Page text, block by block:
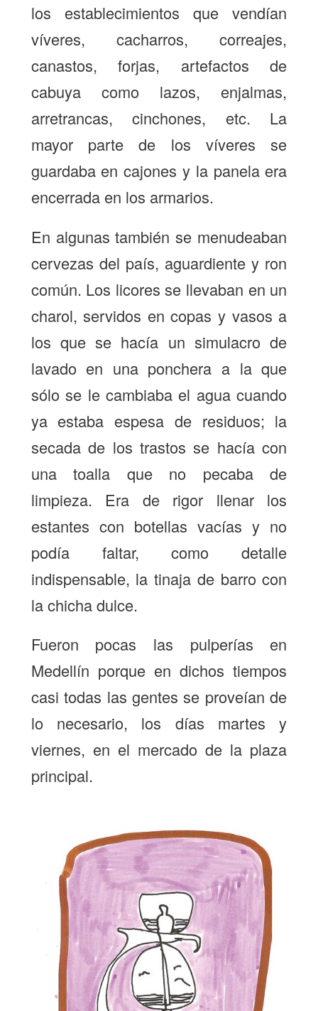
los establecimientos que vendían
víveres, cacharros, correajes,
canastos, forjas, artefactos de
cabuya como lazos, enjalmas,
arretrancas, cinchones, etc. La
mayor parte de los víveres se
guardaba en cajones y la panela era
encerrada en los armarios.
En algunas también se menudeaban
cervezas del país, aguardiente y ron
común. Los licores se llevaban en un
charol, servidos en copas y vasos a
los que se hacía un simulacro de
lavado en una ponchera a la que
sólo se le cambiaba el agua cuando
ya estaba espesa de residuos; la
secada de los trastos se hacía con
una toalla que no pecaba de
limpieza. Era de rigor llenar los
estantes con botellas vacías y no
podía faltar, como detalle
indispensable, la tinaja de barro con
la chicha dulce.
Fueron pocas las pulperías en
Medellín porque en dichos tiempos
casi todas las gentes se proveían de
lo necesario, los días martes y
viernes, en el mercado de la plaza
principal.